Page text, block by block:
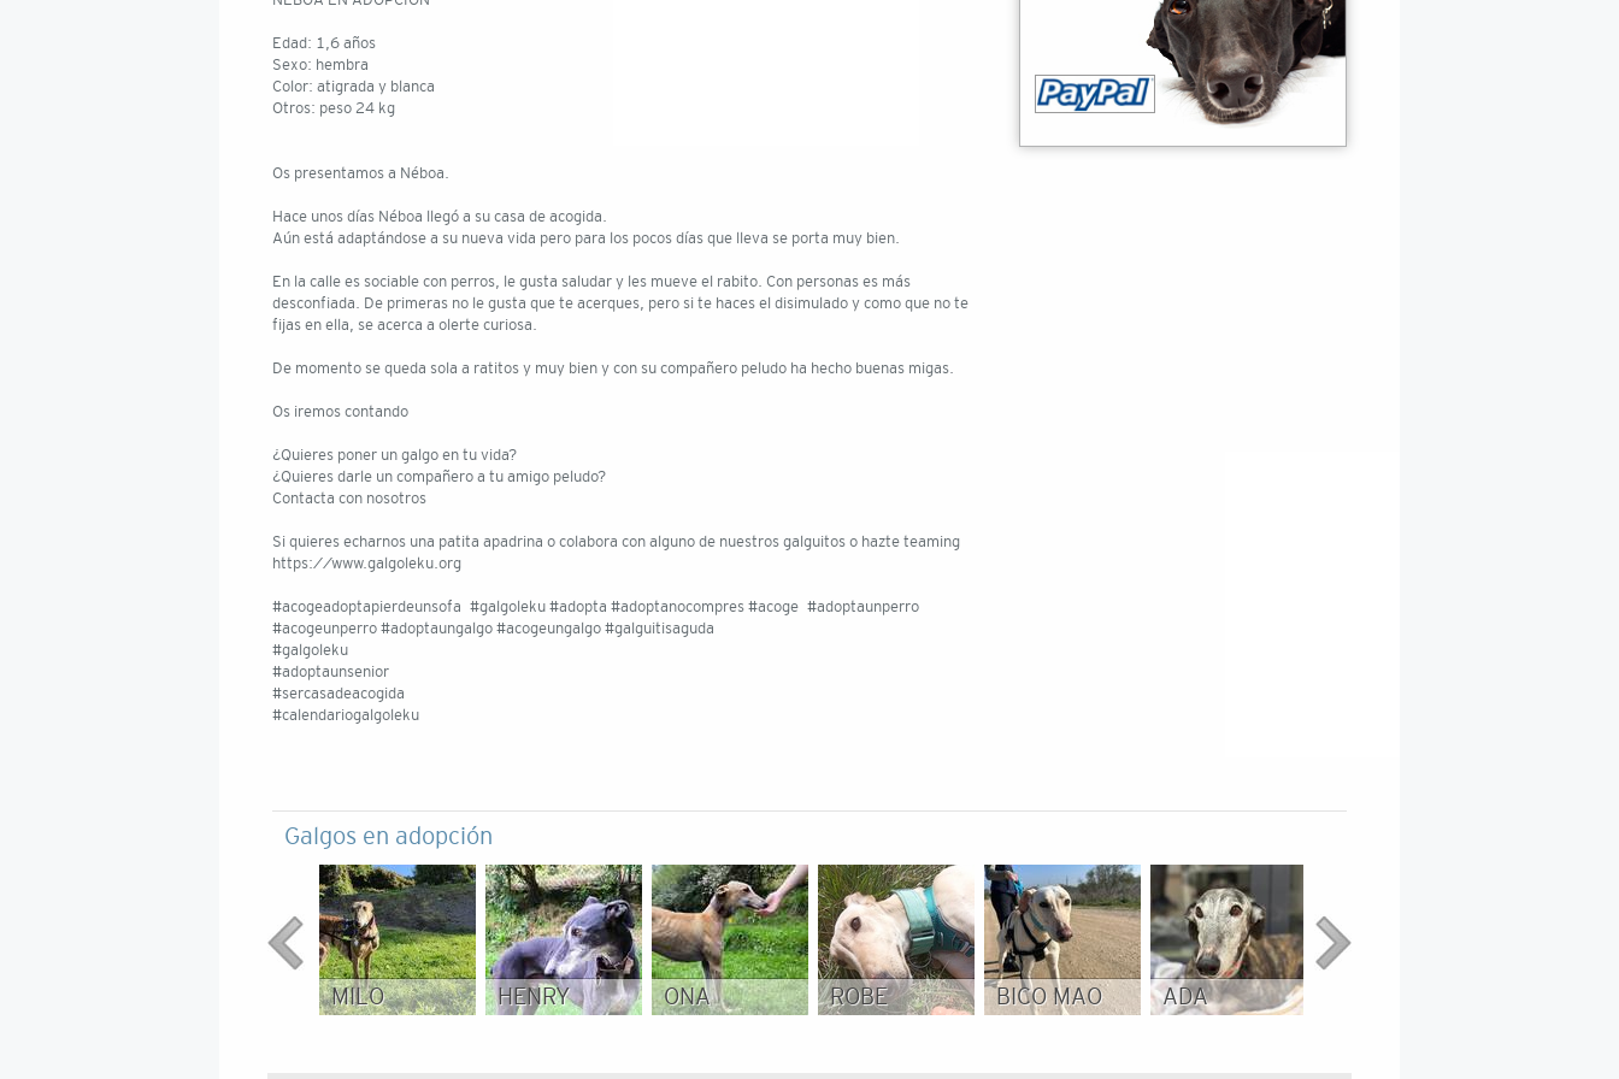
Edad: 1,6 años
Sexo: hembra
Color: atigrada y blanca
Otros: peso 24 kg
Os presentamos a Néboa.
Hace unos días Néboa llegó a su casa de acogida.
Aún está adaptándose a su nueva vida pero para los pocos días que lleva se porta muy bien.
En la calle es sociable con perros, le gusta saludar y les mueve el rabito. Con personas es más
desconfiada. De primeras no le gusta que te acerques, pero si te haces el disimulado y como que no te
fijas en ella, se acerca a olerte curiosa.
De momento se queda sola a ratitos y muy bien y con su compañero peludo ha hecho buenas migas.
Os iremos contando
¿Quieres poner un galgo en tu vida?
¿Quieres darle un compañero a tu amigo peludo?
Contacta con nosotros
Si quieres echarnos una patita apadrina o colabora con alguno de nuestros galguitos o hazte teaming
https://www.galgoleku.org
#acogeadoptapierdeunsofa #galgoleku #adopta #adoptanocompres #acoge #adoptaunperro
#acogeunperro #adoptaungalgo #acogeungalgo #galguitisaguda
#galgoleku
#adoptaunsenior
#sercasadeacogida
#calendariogalgoleku
Galgos en adopción
MILO HENRY ONA ROBE BICO MAO ADA